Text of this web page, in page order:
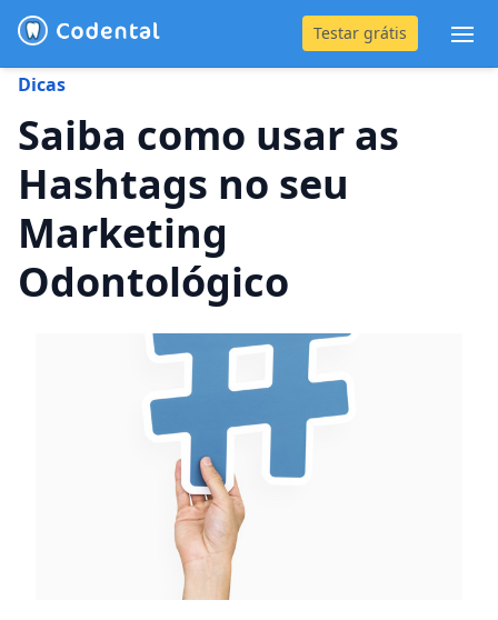
Testar grátis
Blog
Recursos
Preço
Entrar
Dicas
Saiba como usar as
Hashtags no seu
Marketing
Odontológico